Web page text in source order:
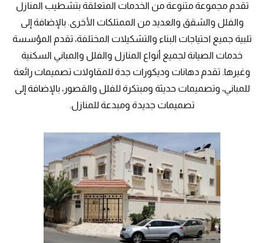
تقدم مجموعة متنوعة من الخدمات المتعلقة بتشطيب المنازل
والفلل والشقق والعديد من الممتلكات الأخرى. بالإضافة إلى
تلبية جميع احتياجات البناء والتشكيلات المختلفة، تقدم المؤسسة
خدمات الصيانة لجميع أنواع المنازل والفلل والمباني السكنية
وغيرها. تقدم دهانات وديكورات جدة للمقاولات تصميمات رائعة
للمباني، وتصميمات حديثة ومبتكرة للفلل والقصور، بالإضافة إلى
تصميمات جديدة ومبدعة للمنازل.